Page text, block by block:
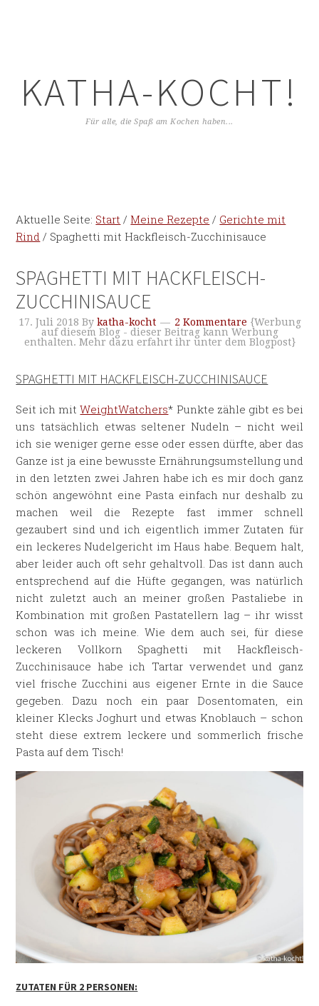
KATHA-KOCHT!
Für alle, die Spaß am Kochen haben...
Aktuelle Seite: Start / Meine Rezepte / Gerichte mit
Rind / Spaghetti mit Hackfleisch-Zucchinisauce
SPAGHETTI MIT HACKFLEISCH-
ZUCCHINISAUCE
17. Juli 2018 By katha-kocht 2 Kommentare {Werbung
auf diesem Blog - dieser Beitrag kann Werbung
enthalten. Mehr dazu erfahrt ihr unter dem Blogpost}
SPAGHETTI MIT HACKFLEISCH-ZUCCHINISAUCE
Seit ich mitWeightWatchers* Punkte zähle gibt es bei
uns tatsächlich etwas seltener Nudeln – nicht weil
ich sie weniger gerne esse oder essen dürfte, aber das
Ganze ist ja eine bewusste Ernährungsumstellung und
in den letzten zwei Jahren habe ich es mir doch ganz
schön angewöhnt eine Pasta einfach nur deshalb zu
machen weil die Rezepte fast immer schnell
gezaubert sind und ich eigentlich immer Zutaten für
ein leckeres Nudelgericht im Haus habe. Bequem halt,
aber leider auch oft sehr gehaltvoll. Das ist dann auch
entsprechend auf die Hüfte gegangen, was natürlich
nicht zuletzt auch an meiner großen Pastaliebe in
Kombination mit großen Pastatellern lag – ihr wisst
schon was ich meine. Wie dem auch sei, für diese
leckeren Vollkorn Spaghetti mit Hackfleisch-
Zucchinisauce habe ich Tartar verwendet und ganz
viel frische Zucchini aus eigener Ernte in die Sauce
gegeben. Dazu noch ein paar Dosentomaten, ein
kleiner Klecks Joghurt und etwas Knoblauch – schon
steht diese extrem leckere und sommerlich frische
Pasta auf dem Tisch!
ZUTATEN FÜR 2 PERSONEN: